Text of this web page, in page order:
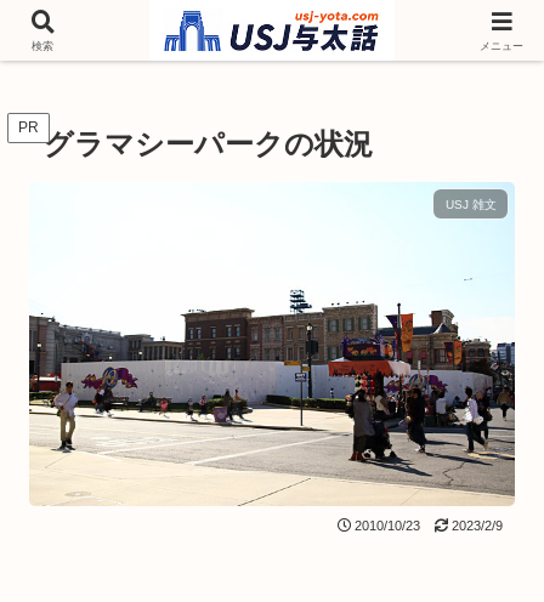
チケットやシーズンイベント ニンテンドーワールド アトラクションなどユニ
バを歩いて情報収集しています
PR グラマシーパークの状況
USJ 雑文
2010/10/23 2023/2/9
検索 メニュー